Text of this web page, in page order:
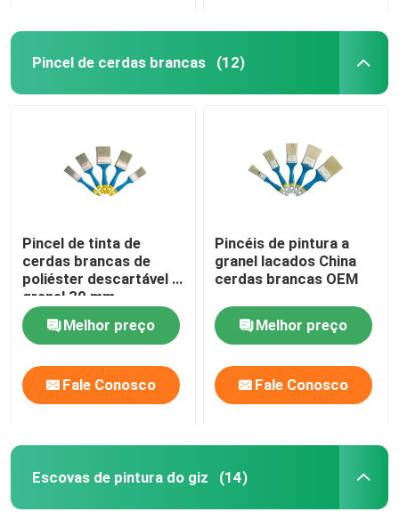
Pincel de cerdas brancas (12)
Pincel de tinta de
cerdas brancas de
poliéster descartável a
granel 30 mm
Melhor preço
Fale Conosco
Pincéis de pintura a
granel lacados China
cerdas brancas OEM
Melhor preço
Fale Conosco
Escovas de pintura do giz (14)